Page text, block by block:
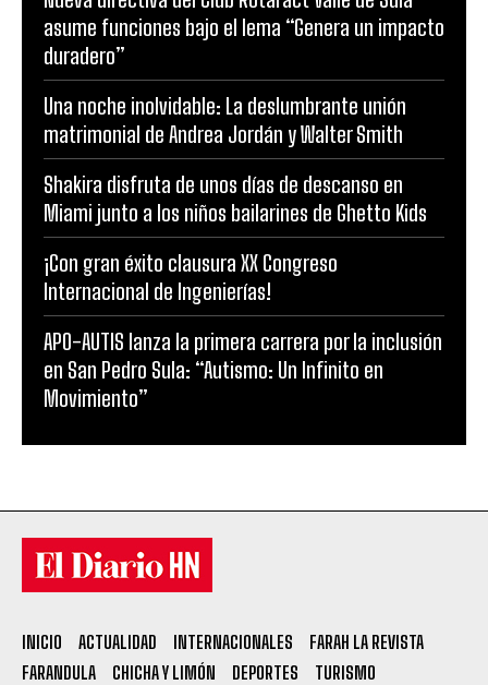
asume funciones bajo el lema “Genera un impacto
duradero”
Una noche inolvidable: La deslumbrante unión
matrimonial de Andrea Jordán y Walter Smith
Shakira disfruta de unos días de descanso en
Miami junto a los niños bailarines de Ghetto Kids
¡Con gran éxito clausura XX Congreso
Internacional de Ingenierías!
APO-AUTIS lanza la primera carrera por la inclusión
en San Pedro Sula: “Autismo: Un Infinito en
Movimiento”
INICIO ACTUALIDAD INTERNACIONALES
FARAH LA REVISTA
FARANDULA
CHICHA Y LIMÓN DEPORTES TURISMO